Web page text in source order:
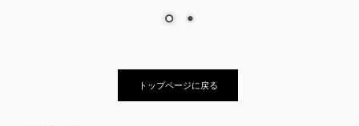
トップページに戻る